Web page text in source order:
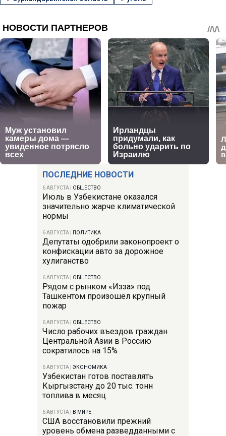
ПОСЛЕДНИЕ НОВОСТИ
6 АВГУСТА ОБЩЕСТВО
Июль в Узбекистане оказался
значительно жарче климатической
нормы
6 АВГУСТА ПОЛИТИКА
Депутаты одобрили законопроект о
конфискации авто за дорожное
хулиганство
6 АВГУСТА ОБЩЕСТВО
Рядом с рынком «Изза» под
Ташкентом произошел крупный
пожар
6 АВГУСТА ОБЩЕСТВО
Число рабочих въездов граждан
Центральной Азии в Россию
сократилось на 15%
6 АВГУСТА ЭКОНОМИКА
Узбекистан готов поставлять
Кыргызстану до 20 тыс. тонн
топлива в месяц
6 АВГУСТА В МИРЕ
США восстановили прежний
уровень обмена разведданными с